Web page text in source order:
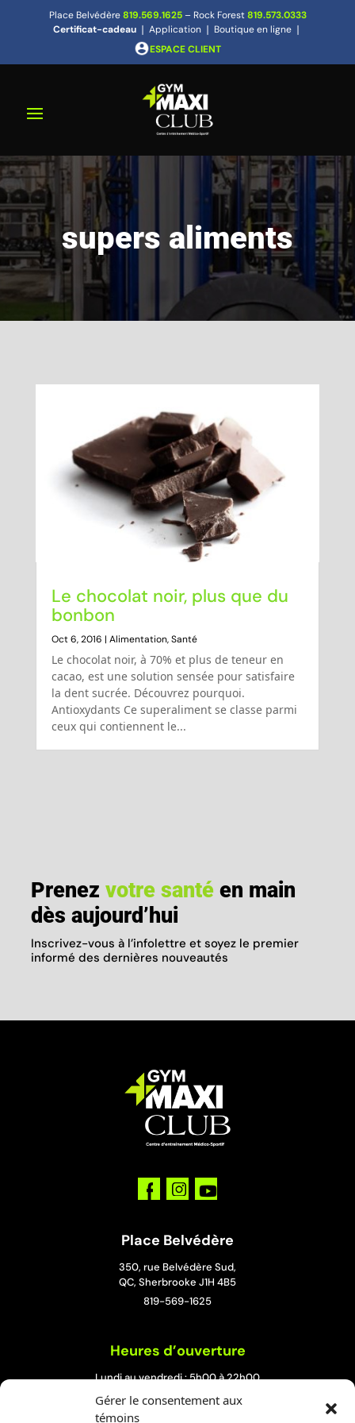
Gérer le consentement aux
témoins
Place Belvédère819.569.1625– Rock Forest819.573.0333
Certificat-cadeau ❘ Application ❘ Boutique en ligne ❘
ESPACE CLIENT
supers aliments
Le chocolat noir, plus que du
bonbon
Oct 6, 2016 | Alimentation,Santé
Le chocolat noir, à 70% et plus de teneur en
cacao, est une solution sensée pour satisfaire
la dent sucrée. Découvrez pourquoi.
Antioxydants Ce superaliment se classe parmi
ceux qui contiennent le...
Prenez votre santé en main
dès aujourd’hui
Inscrivez-vous à l’infolettre et soyez le premier
informé des dernières nouveautés
Place Belvédère
350, rue Belvédère Sud,
QC, Sherbrooke J1H 4B5
819-569-1625
Heures d’ouverture
Lundi au vendredi : 5h00 à 22h00
Samedi et dimanche : 8h00 à 19h00